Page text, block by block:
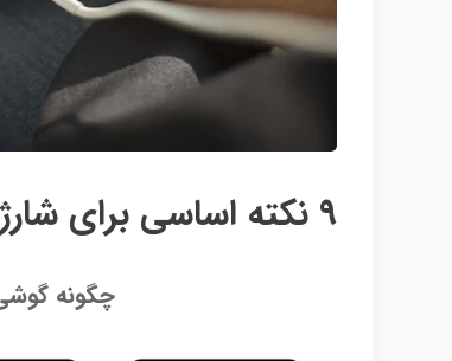
9 نکته اساسی برای شارژ اصولی تلفن همراه
چگونه